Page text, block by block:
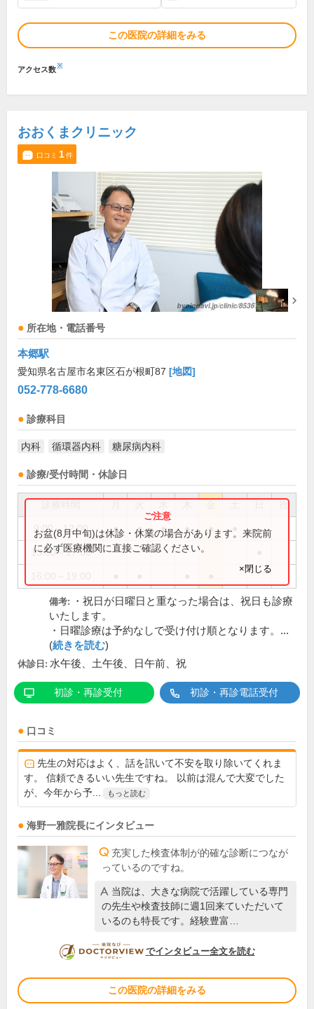
この医院の詳細をみる
アクセス数※
おおくまクリニック
口コミ 1件
所在地・電話番号
本郷駅
愛知県名古屋市名東区石が根町87 [地図]
052-778-6680
診療科目
内科 循環器内科 糖尿病内科
診療/受付時間・休診日
祝
9:00～12:00 ● ● ● ● ●
13:00～17:00
お盆(8月中旬)は休診・休業の場合があります。来院前
に必ず医療機関に直接ご確認ください。
×閉じる
備考:
・祝日が日曜日と重なった場合は、祝日も診療
いたします。
・日曜診療は予約なしで受け付け順となります。...
(続きを読む)
休診日: 水午後、土午後、日午前、祝
初診・再診受付 初診・再診電話受付
口コミ
先生の対応はよく、話を訊いて不安を取り除いてくれま
す。 信頼できるいい先生ですね。 以前は混んで大変でした
が、今年から予...
もっと読む
海野一雅院長にインタビュー
充実した検査体制が的確な診断につなが
っているのですね。
当院は、大きな病院で活躍している専門
の先生や検査技師に週1回来ていただいて
いるのも特長です。経験豊富…
DOCTORVIEW
でインタビュー全文を読む
この医院の詳細をみる